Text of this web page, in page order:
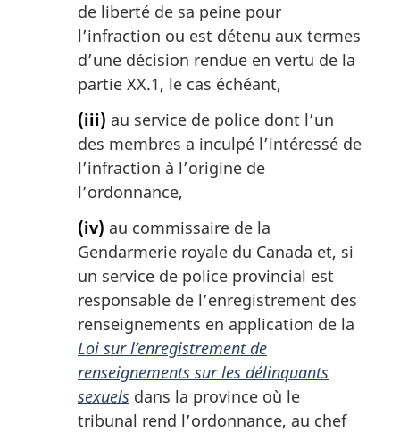
de liberté de sa peine pour
l’infraction ou est détenu aux termes
d’une décision rendue en vertu de la
partie XX.1, le cas échéant,
(iii) au service de police dont l’un
des membres a inculpé l’intéressé de
l’infraction à l’origine de
l’ordonnance,
(iv) au commissaire de la
Gendarmerie royale du Canada et, si
un service de police provincial est
responsable de l’enregistrement des
renseignements en application de la
Loi sur l’enregistrement de
renseignements sur les délinquants
sexuels dans la province où le
tribunal rend l’ordonnance, au chef